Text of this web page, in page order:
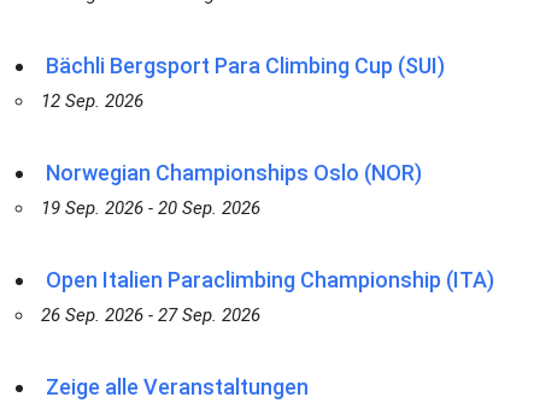
Bächli Bergsport Para Climbing Cup (SUI)
12 Sep. 2026
Norwegian Championships Oslo (NOR)
19 Sep. 2026 - 20 Sep. 2026
Open Italien Paraclimbing Championship (ITA)
26 Sep. 2026 - 27 Sep. 2026
Zeige alle Veranstaltungen